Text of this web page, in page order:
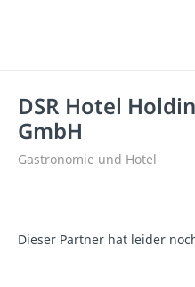
DSR Hotel
GmbH
Gastronomie und Hotel
Dieser Partner hat leider